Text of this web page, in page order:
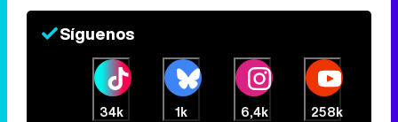
Síguenos
34k 1k 6,4k 258k